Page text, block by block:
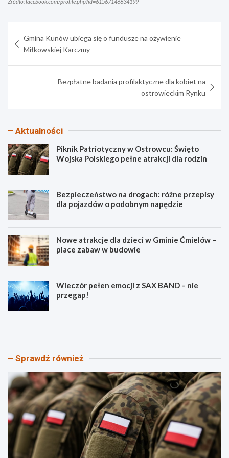
wpisu
Gmina Kunów ubiega się o fundusze na ożywienie
Miłkowskiej Karczmy
Bezpłatne badania profilaktyczne dla kobiet na
ostrowieckim Rynku
Aktualności
Piknik Patriotyczny w Ostrowcu: Święto
Wojska Polskiego pełne atrakcji dla rodzin
Bezpieczeństwo na drogach: różne przepisy
dla pojazdów o podobnym napędzie
Nowe atrakcje dla dzieci w Gminie Ćmielów –
place zabaw w budowie
Wieczór pełen emocji z SAX BAND – nie
przegap!
P
k
a
t
r
i
o
t
z
B
e
z
e
ń
s
t
w
a
Sprawdź również